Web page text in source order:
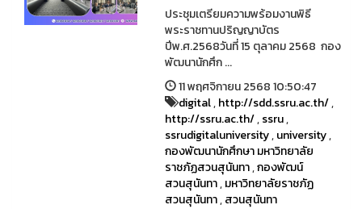
ประชุมเตรียมความพร้อมงานพิธี
พระราชทานปริญญาบัตร
ปีพ.ศ.2568วันที่ 15 ตุลาคม 2568 กอง
พัฒนานักศึก ...
11 พฤศจิกายน 2568 10:50:47
digital,http://sdd.ssru.ac.th/,
http://ssru.ac.th/,ssru,
ssrudigitaluniversity,university,
กองพัฒนานักศึกษา มหาวิทยาลัย
ราชภัฏสวนสุนันทา,กองพัฒน์
สวนสุนันทา,มหาวิทยาลัยราชภัฏ
สวนสุนันทา,สวนสุนันทา